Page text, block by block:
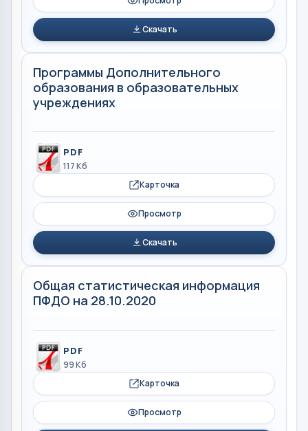
Скачать
Программы Дополнительного
образования в образовательных
учреждениях
PDF
117 Кб
Карточка
Просмотр
Скачать
Общая статистическая информация
ПФДО на 28.10.2020
PDF
99 Кб
Карточка
Просмотр